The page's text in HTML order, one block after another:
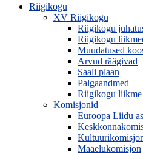
Riigikogu
XV Riigikogu
Riigikogu
Riigikogu
Muudatused
Arvud räägivad
Saali plaan
Palgaandmed
Riigikogu liikme
Komisjonid
Euroopa Liidu
Maaelukomisjon